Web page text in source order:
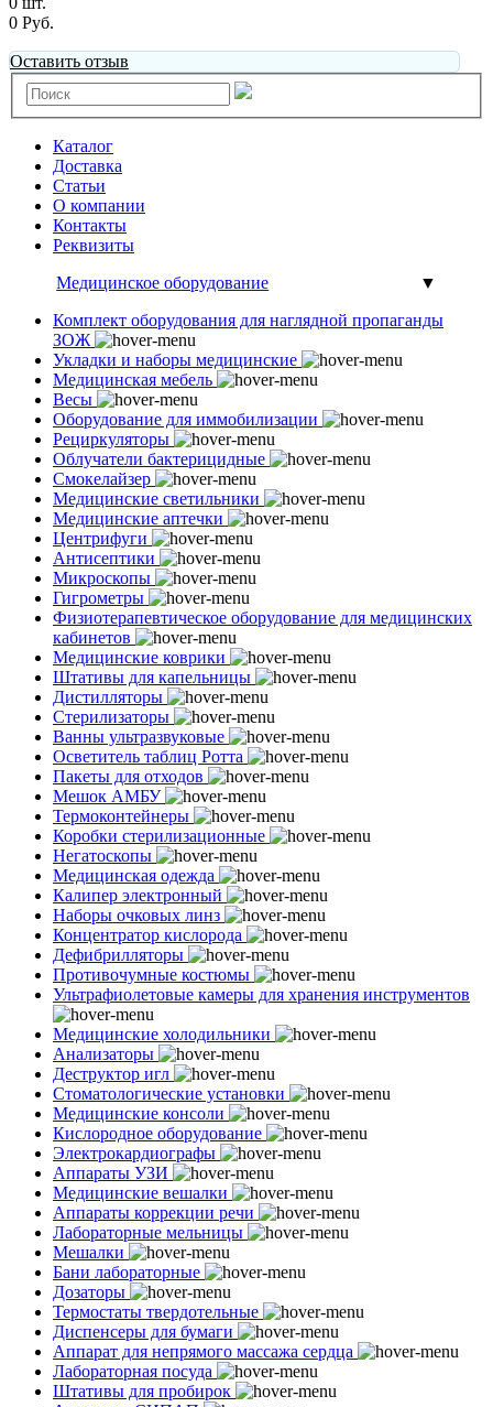
0 Руб.
Оставить отзыв
Каталог
Доставка
Статьи
О компании
Контакты
Реквизиты
Медицинское оборудование
▼
Комплект оборудования для наглядной пропаганды
ЗОЖ
Укладки и наборы медицинские
Медицинская мебель
Весы
Оборудование для иммобилизации
Рециркуляторы
Облучатели бактерицидные
Смокелайзер
Медицинские светильники
Медицинские аптечки
Центрифуги
Антисептики
Микроскопы
Гигрометры
Физиотерапевтическое оборудование для медицинских
кабинетов
Медицинские коврики
Штативы для капельницы
Дистилляторы
Стерилизаторы
Ванны ультразвуковые
Осветитель таблиц Ротта
Пакеты для отходов
Мешок АМБУ
Термоконтейнеры
Коробки стерилизационные
Негатоскопы
Медицинская одежда
Калипер электронный
Наборы очковых линз
Концентратор кислорода
Дефибрилляторы
Противочумные костюмы
Ультрафиолетовые камеры для хранения инструментов
Медицинские холодильники
Анализаторы
Деструктор игл
Стоматологические установки
Медицинские консоли
Кислородное оборудование
Электрокардиографы
Аппараты УЗИ
Медицинские вешалки
Аппараты коррекции речи
Лабораторные мельницы
Мешалки
Бани лабораторные
Дозаторы
Термостаты твердотельные
Диспенсеры для бумаги
Аппарат для непрямого массажа сердца
Лабораторная посуда
Штативы для пробирок